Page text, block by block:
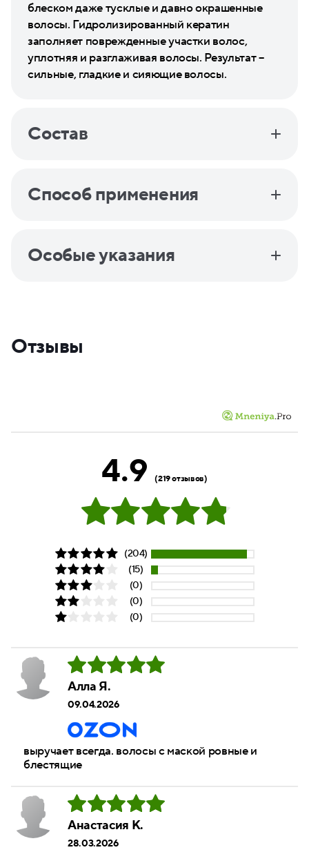
блеском даже тусклые и давно окрашенные
волосы. Гидролизированный кератин
заполняет поврежденные участки волос,
уплотняя и разглаживая волосы. Результат –
сильные, гладкие и сияющие волосы.
Состав
Способ применения
Особые указания
Отзывы
4.9 (219 отзывов)
(204)
(15)
(0)
(0)
(0)
Алла Я.
09.04.2026
выручает всегда. волосы с маской ровные и
блестящие
Анастасия К.
28.03.2026